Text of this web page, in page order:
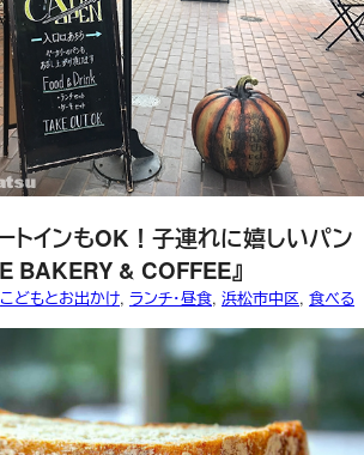
トインもOK！子連れに嬉しいパン
BAKERY & COFFEE』
こどもとお出かけ, ランチ・昼食, 浜松市中区, 食べる